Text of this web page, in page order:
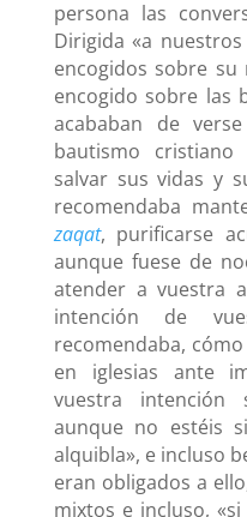
persona las
Dirigida «a
encogidos sobre
encogido sobre las
acababan de
bautismo
salvar sus vidas y
recomendaba
zaqat, purificarse
aunque fuese de
atender a vuestra
intención de
recomendaba,
en iglesias ante
vuestra intención
aunque no estéis
alquibla», e incluso
eran obligados a
mixtos e incluso,